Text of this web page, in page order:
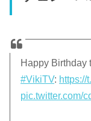
Happy Birthday
#VikiTV: https://
pic.twitter.com/